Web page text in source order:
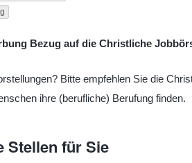
Bezug auf die Christliche
Bitte empfehlen Sie die
ihre (berufliche) Berufung finden.
Stellen für Sie